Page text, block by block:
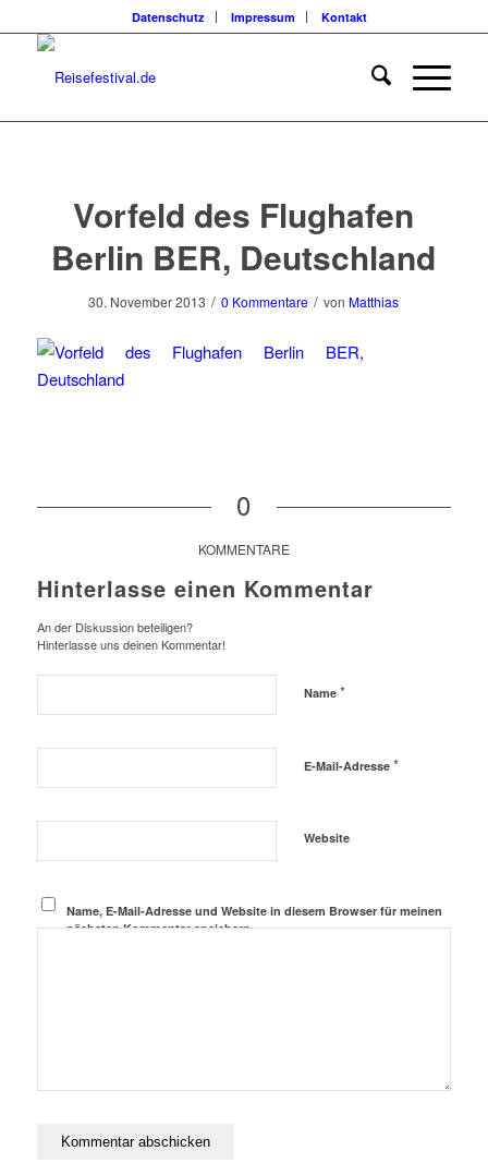
Datenschutz Impressum Kontakt
Vorfeld des Flughafen
Berlin BER, Deutschland
30. November 2013 / 0 Kommentare / von Matthias
0
KOMMENTARE
Hinterlasse einen Kommentar
An der Diskussion beteiligen?
Hinterlasse uns deinen Kommentar!
Name *
E-Mail-Adresse *
Website
Name, E-Mail-Adresse und Website in diesem Browser für meinen
nächsten Kommentar speichern.